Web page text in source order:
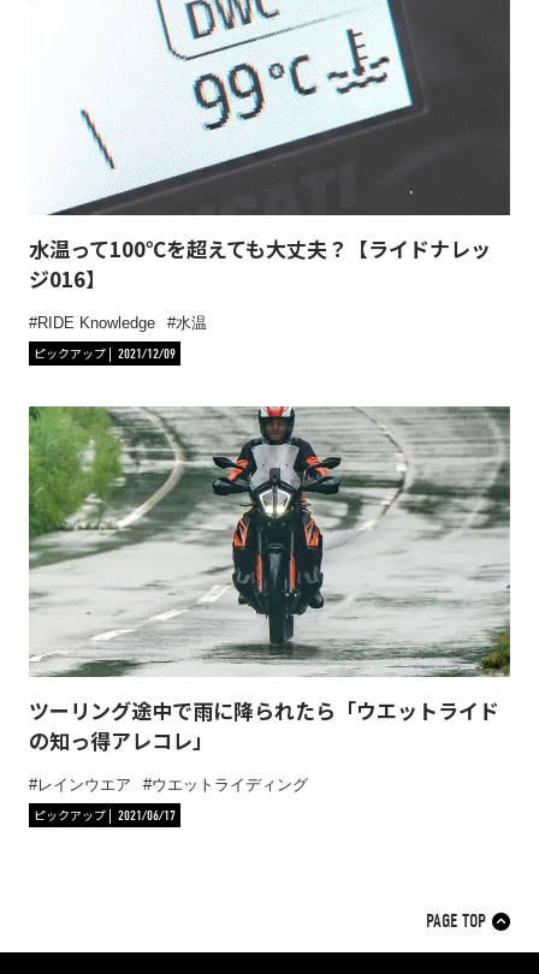
水温って100℃を超えても大丈夫？【ライドナレッ
ジ016】
RIDE Knowledge
水温
ピックアップ
2021/12/09
ツーリング途中で雨に降られたら「ウエットライド
の知っ得アレコレ」
レインウエア
ウエットライディング
ピックアップ
2021/06/17
PAGE TOP